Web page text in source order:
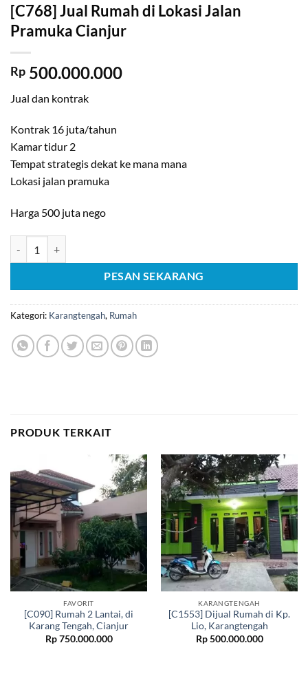
[C768] Jual Rumah di Lokasi Jalan
Pramuka Cianjur
Rp 500.000.000
Jual dan kontrak
Kontrak 16 juta/tahun
Kamar tidur 2
Tempat strategis dekat ke mana mana
Lokasi jalan pramuka
Harga 500 juta nego
PESAN SEKARANG
Kategori: Karangtengah, Rumah
PRODUK TERKAIT
FAVORIT
[C090] Rumah 2 Lantai, di
Karang Tengah, Cianjur
Rp750.000.000
KARANGTENGAH
[C1553] Dijual Rumah di Kp.
Lio, Karangtengah
Rp500.000.000